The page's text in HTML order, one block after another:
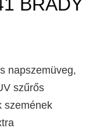
napszemüveg,
szűrős
szemének